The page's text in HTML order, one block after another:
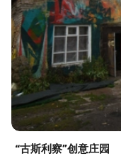
“古斯利察”创意庄园